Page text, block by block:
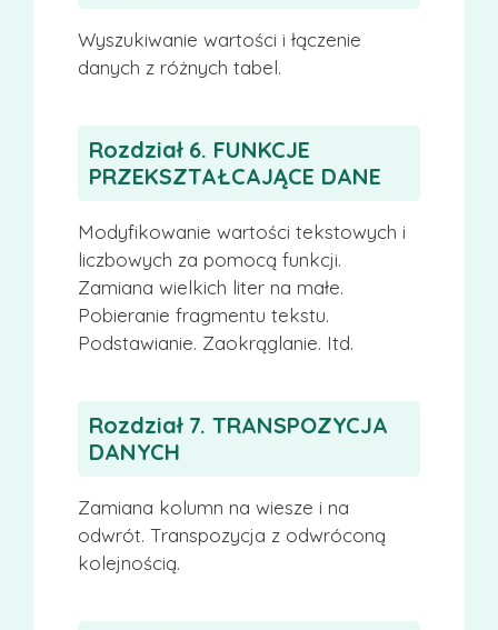
Wyszukiwanie wartości i łączenie
danych z różnych tabel.
Rozdział 6. FUNKCJE
PRZEKSZTAŁCAJĄCE DANE
Modyfikowanie wartości tekstowych i
liczbowych za pomocą funkcji.
Zamiana wielkich liter na małe.
Pobieranie fragmentu tekstu.
Podstawianie. Zaokrąglanie. Itd.
Rozdział 7. TRANSPOZYCJA
DANYCH
Zamiana kolumn na wiesze i na
odwrót. Transpozycja z odwróconą
kolejnością.